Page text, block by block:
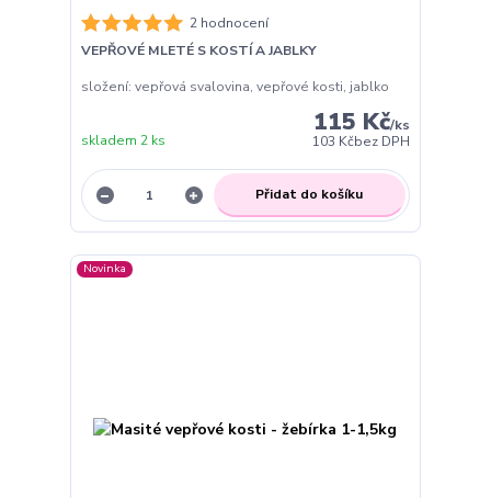
2 hodnocení
VEPŘOVÉ MLETÉ S KOSTÍ A JABLKY
složení: vepřová svalovina, vepřové kosti, jablko
115 Kč/ks
103 Kčbez DPH
skladem 2 ks
Přidat do košíku
Novinka